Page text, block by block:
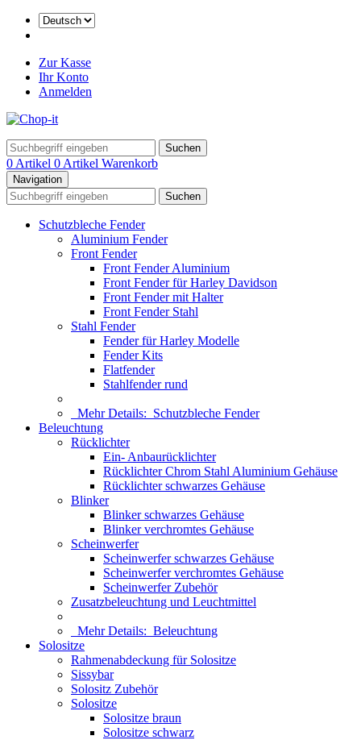
Zur Kasse
Ihr Konto
Anmelden
Suchen
0 Artikel 0 Artikel Warenkorb
Navigation
Suchen
Schutzbleche Fender
Aluminium Fender
Front Fender
Front Fender Aluminium
Front Fender für Harley Davidson
Front Fender mit Halter
Front Fender Stahl
Stahl Fender
Fender für Harley Modelle
Fender Kits
Flatfender
Stahlfender rund
Mehr Details: Schutzbleche Fender
Beleuchtung
Rücklichter
Ein- Anbaurücklichter
Rücklichter Chrom Stahl Aluminium Gehäuse
Rücklichter schwarzes Gehäuse
Blinker
Blinker schwarzes Gehäuse
Blinker verchromtes Gehäuse
Scheinwerfer
Scheinwerfer schwarzes Gehäuse
Scheinwerfer verchromtes Gehäuse
Scheinwerfer Zubehör
Zusatzbeleuchtung und Leuchtmittel
Mehr Details: Beleuchtung
Solositze
Rahmenabdeckung für Solositze
Sissybar
Solositz Zubehör
Solositze
Solositze braun
Solositze schwarz